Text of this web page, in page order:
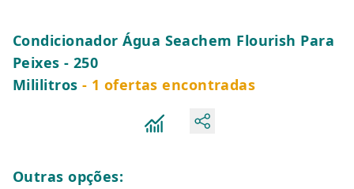
Condicionador Água Seachem Flourish Para
Peixes - 250
Mililitros - 1 ofertas encontradas
Outras opções: